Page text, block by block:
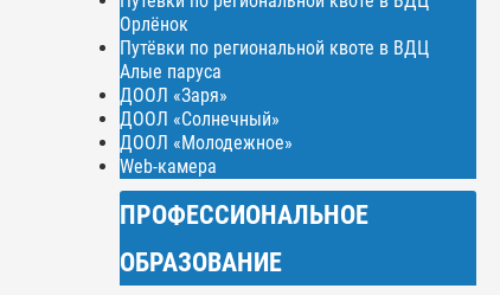
Орлёнок
Путёвки по региональной квоте в ВДЦ
Алые паруса
ДООЛ «Заря»
ДООЛ «Солнечный»
ДООЛ «Молодежное»
Web-камера
ПРОФЕССИОНАЛЬНОЕ
ОБРАЗОВАНИЕ